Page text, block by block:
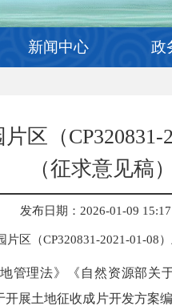
新闻中心 政
区（
（征求意见稿
发布日期：2026-01-09 15:17
片区（CP320831-2021-01-08
管理法》《自然资源部关
展土地征收成片开发方案